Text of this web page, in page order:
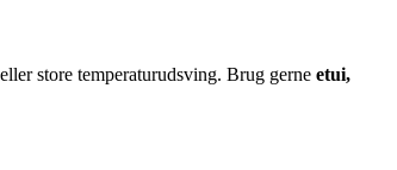
store temperaturudsving. Brug gerne etui,